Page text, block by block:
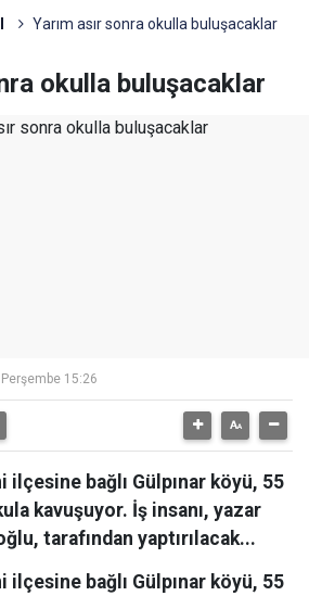
Yarım asır sonra okulla buluşacaklar
okulla buluşacaklar
15:26
ilçesine bağlı Gülpınar köyü, 55
kavuşuyor. İş insanı, yazar
tarafından yaptırılacak...
ilçesine bağlı Gülpınar köyü, 55